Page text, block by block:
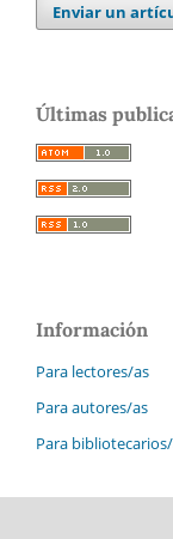
Enviar un
Últimas
Información
Para lectores/as
Para autores/as
Para